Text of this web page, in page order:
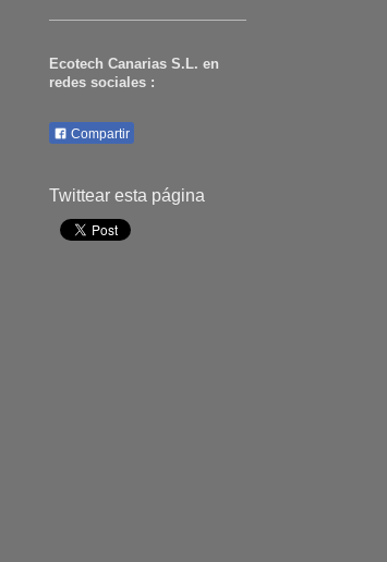
Ecotech Canarias S.L. en
redes sociales :
Compartir
Twittear esta página